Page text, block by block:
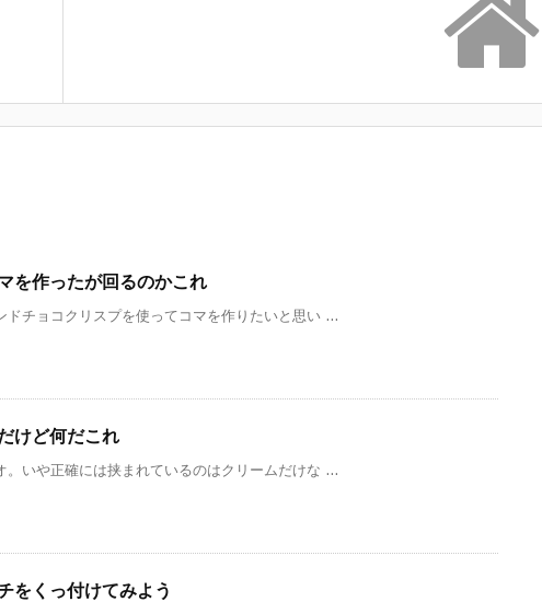
を作ったが回るのかこれ
チョコクリスプを使ってコマを作りたいと思い ...
けど何だこれ
いや正確には挟まれているのはクリームだけな ...
をくっ付けてみよう